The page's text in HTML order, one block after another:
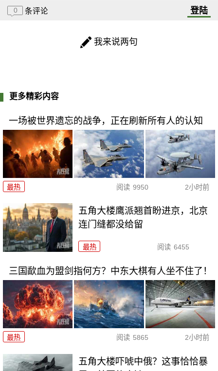
0 条评论 登陆
我来说两句
更多精彩内容
一场被世界遗忘的战争，正在刷新所有人的认知
最热 阅读 9950 2小时前
五角大楼鹰派翘首盼进京，北京
连门缝都没给留
最热 阅读 6455
三国歃血为盟剑指何方？中东大棋有人坐不住了！
最热 阅读 5865 2小时前
五角大楼吓唬中俄？这事恰恰暴